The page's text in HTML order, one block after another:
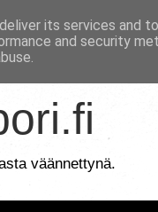
väännettynä.
its services and
and security